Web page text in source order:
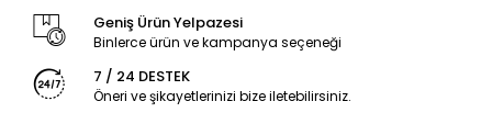
Geniş Ürün Yelpazesi
Binlerce ürün ve kampanya seçeneği
7 / 24 DESTEK
Öneri ve şikayetlerinizi bize iletebilirsiniz.